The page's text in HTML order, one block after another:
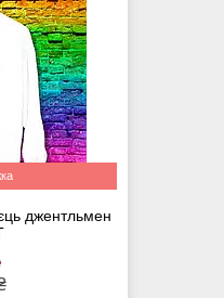
джентльмен